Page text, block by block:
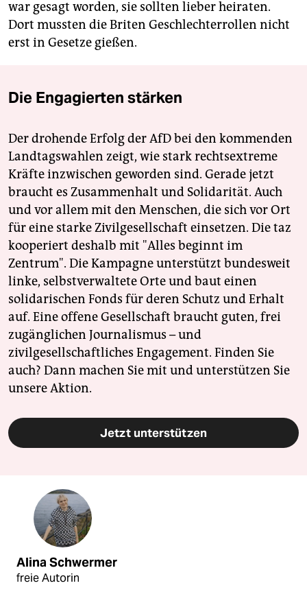
war gesagt worden, sie sollten lieber heiraten.
Dort mussten die Briten Geschlechterrollen nicht
erst in Gesetze gießen.
Die Engagierten stärken
Der drohende Erfolg der AfD bei den kommenden
Landtagswahlen zeigt, wie stark rechtsextreme
Kräfte inzwischen geworden sind. Gerade jetzt
braucht es Zusammenhalt und Solidarität. Auch
und vor allem mit den Menschen, die sich vor Ort
für eine starke Zivilgesellschaft einsetzen. Die taz
kooperiert deshalb mit "Alles beginnt im
Zentrum". Die Kampagne unterstützt bundesweit
linke, selbstverwaltete Orte und baut einen
solidarischen Fonds für deren Schutz und Erhalt
auf. Eine offene Gesellschaft braucht guten, frei
zugänglichen Journalismus – und
zivilgesellschaftliches Engagement. Finden Sie
auch? Dann machen Sie mit und unterstützen Sie
unsere Aktion.
Jetzt unterstützen
Alina Schwermer
freie Autorin